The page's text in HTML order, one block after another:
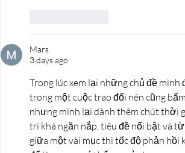
Mars
3 days ago
Trong lúc xem lại những chủ đề
trong một cuộc trao đổi nên cũng
nhưng mình lại dành thêm chút thời
trí khá ngăn nắp, tiêu đề nổi bật và
giữa một vài mục thì tốc độ phản